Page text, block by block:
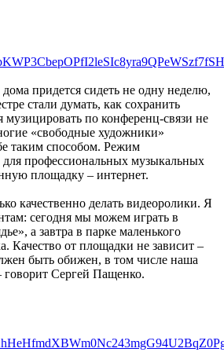
придется сидеть не одну неделю,
стали думать, как сохранить
по конференц-связи не
«свободные художники»
таким способом. Режим
для профессиональных музыкальных
площадку – интернет.
качественно делать видеоролики. Я
сегодня мы можем играть в
а завтра в парке маленького
Качество от площадки не зависит –
быть обижен, в том числе наша
говорит Сергей Пащенко.